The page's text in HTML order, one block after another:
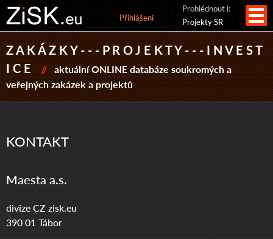
Prohlédnout i:
Projekty SR
Přihlášení
Z A K Á Z K Y - - - P R O J E K T Y - - - I N V E S T
I C E
// aktuální ONLINE databáze soukromých a
veřejných zakázek a projektů
KONTAKT
Maesta a.s.
divize CZ zisk.eu
390 01 Tábor